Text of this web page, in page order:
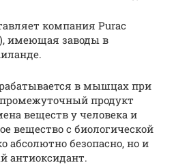
компания Purac
имеющая заводы в
в мышцах при
продукт
веществ у человека и
вещество с биологической
абсолютно безопасно, но и
антиоксидант.